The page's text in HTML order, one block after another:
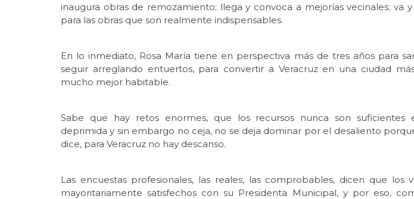
inaugura obras de remozamiento; llega y convoca a mejorías vecinales; va
para las obras que son realmente indispensables.
En lo inmediato, Rosa María tiene en perspectiva más de tres años para
seguir arreglando entuertos, para convertir a Veracruz en una ciudad
mucho mejor habitable.
Sabe que hay retos enormes, que los recursos nunca son suficientes
deprimida y sin embargo no ceja, no se deja dominar por el desaliento
dice, para Veracruz no hay descanso.
Las encuestas profesionales, las reales, las comprobables, dicen que los
mayoritariamente satisfechos con su Presidenta Municipal, y por eso,